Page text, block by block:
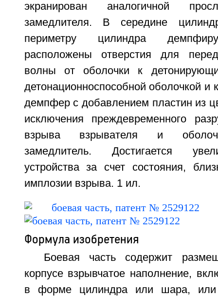
экранирован аналогичной
замедлителя. В середине
периметру цилиндра
расположены отверстия для
волны от оболочки к
детонационноспособной оболочкой
демпфер с добавлением пластин из
исключения преждевременного
взрыва взрывателя и
замедлитель. Достигается
устройства за счет состояния,
имплозии взрыва. 1 ил.
Формула изобретения
Боевая часть содержит
корпусе взрывчатое наполнение,
в форме цилиндра или шара, или